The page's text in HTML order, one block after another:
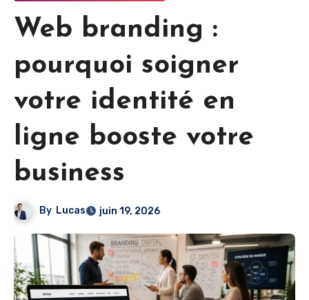
Web branding :
pourquoi soigner
votre identité en
ligne booste votre
business
By Lucas juin 19, 2026